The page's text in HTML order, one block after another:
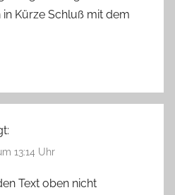
Kürze Schluß mit dem
13:14 Uhr
Text oben nicht